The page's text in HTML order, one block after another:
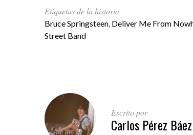
Etiquetas de la historia
Bruce Springsteen, Deliver Me From
Street Band
Escrito por
Carlos Pérez Báez